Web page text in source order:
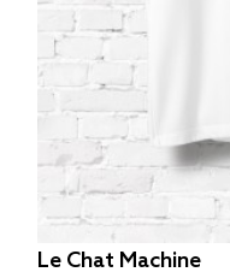
Le Chat Machine